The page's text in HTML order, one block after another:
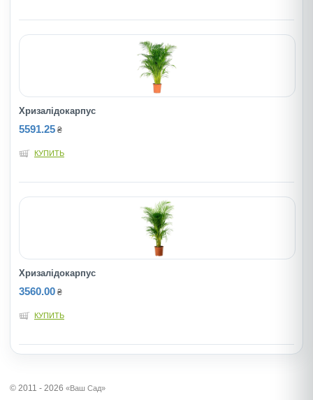
Хризалідокарпус
5591.25 ₴
КУПИТЬ
Хризалідокарпус
3560.00 ₴
КУПИТЬ
© 2011 - 2026 «Ваш Сад»